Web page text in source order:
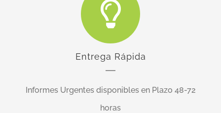
Entrega Rápida
Informes Urgentes disponibles en Plazo 48-72
horas